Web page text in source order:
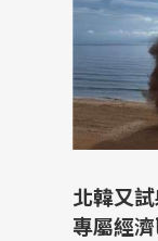
北韓又
專屬經